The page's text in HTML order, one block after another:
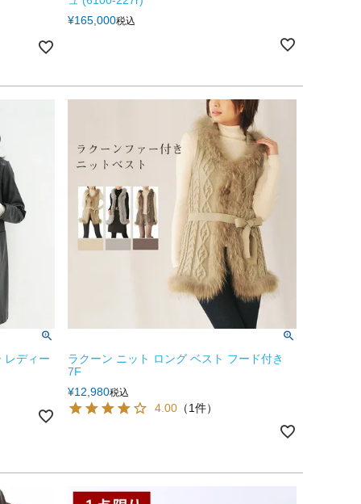
¥165,000税込
レディー
ラクーン ニット ロング ベスト フード付き
7F
¥12,980税込
4.00 （1件）